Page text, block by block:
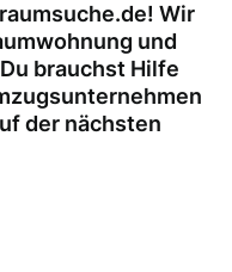
Wir
und
brauchst Hilfe
der nächsten